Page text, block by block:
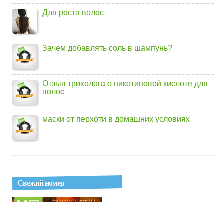
Для роста волос
Зачем добавлять соль в шампунь?
Отзыв трихолога о никотиновой кислоте для
волос
маски от перхоти в домашних условиях
Свежий номер